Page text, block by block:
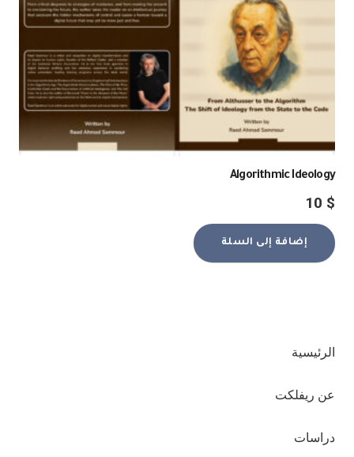
Algorithmic Ideology
10 $
إضافة إلى السلة
الرئيسية
عن ريفلكت
دراسات